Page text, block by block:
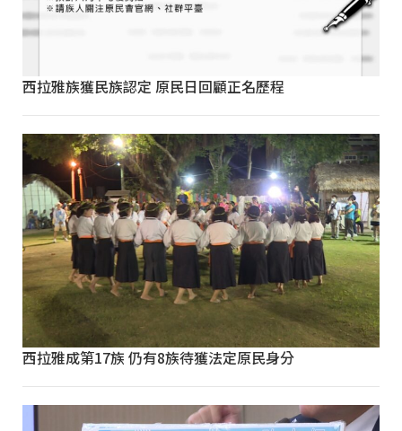
西拉雅族獲民族認定 原民日回顧正名歷程
西拉雅成第17族 仍有8族待獲法定原民身分